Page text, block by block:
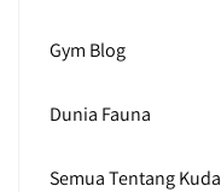
Gym Blog
Dunia Fauna
Semua Tentang Kuda